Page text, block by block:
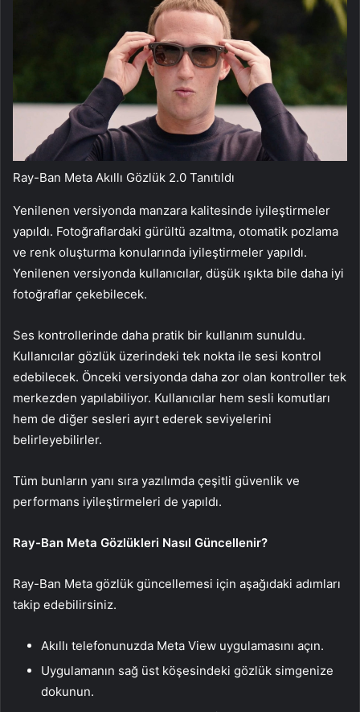
Ray-Ban Meta Akıllı Gözlük 2.0 Tanıtıldı
Yenilenen versiyonda manzara kalitesinde iyileştirmeler
yapıldı. Fotoğraflardaki gürültü azaltma, otomatik pozlama
ve renk oluşturma konularında iyileştirmeler yapıldı.
Yenilenen versiyonda kullanıcılar, düşük ışıkta bile daha iyi
fotoğraflar çekebilecek.
Ses kontrollerinde daha pratik bir kullanım sunuldu.
Kullanıcılar gözlük üzerindeki tek nokta ile sesi kontrol
edebilecek. Önceki versiyonda daha zor olan kontroller tek
merkezden yapılabiliyor. Kullanıcılar hem sesli komutları
hem de diğer sesleri ayırt ederek seviyelerini
belirleyebilirler.
Tüm bunların yanı sıra yazılımda çeşitli güvenlik ve
performans iyileştirmeleri de yapıldı.
Ray-Ban Meta Gözlükleri Nasıl Güncellenir?
Ray-Ban Meta gözlük güncellemesi için aşağıdaki adımları
takip edebilirsiniz.
Akıllı telefonunuzda Meta View uygulamasını açın.
Uygulamanın sağ üst köşesindeki gözlük simgenize
dokunun.